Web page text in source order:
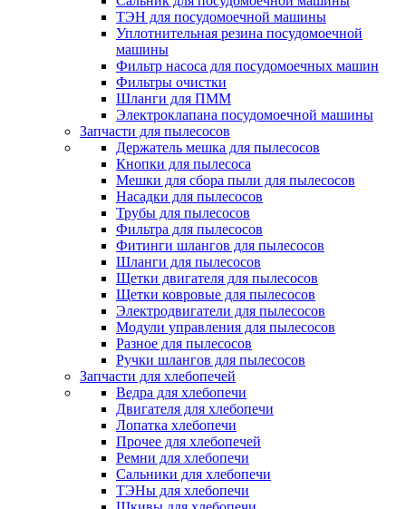
ТЭН для посудомоечной машины
Уплотнительная резина посудомоечной
машины
Фильтр насоса для посудомоечных машин
Фильтры очистки
Шланги для ПММ
Электроклапана посудомоечной машины
Запчасти для пылесосов
Держатель мешка для пылесосов
Кнопки для пылесоса
Мешки для сбора пыли для пылесосов
Насадки для пылесосов
Трубы для пылесосов
Фильтра для пылесосов
Фитинги шлангов для пылесосов
Шланги для пылесосов
Щетки двигателя для пылесосов
Щетки ковровые для пылесосов
Электродвигатели для пылесосов
Модули управления для пылесосов
Разное для пылесосов
Ручки шлангов для пылесосов
Запчасти для хлебопечей
Ведра для хлебопечи
Двигателя для хлебопечи
Лопатка хлебопечи
Прочее для хлебопечей
Ремни для хлебопечи
Сальники для хлебопечи
ТЭНы для хлебопечи